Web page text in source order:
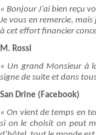
« Bonjour J’ai bien reçu
Je vous en remercie,
à cet effort financier
M. Rossi
« Un grand Monsieur à
signe de suite et dans
San Drine (Facebook)
« On vient de temps en
si on le choisit on peut